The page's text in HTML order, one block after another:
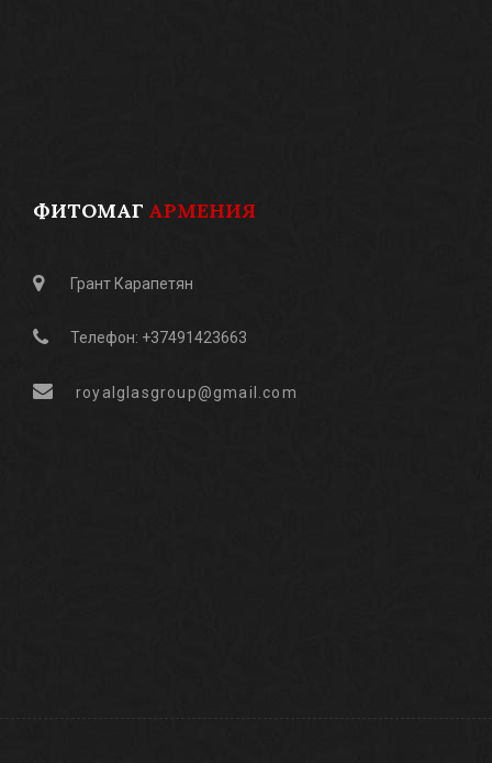
ФИТОМАГ АРМЕНИЯ
Грант Карапетян
Телефон: +37491423663
royalglasgroup@gmail.com